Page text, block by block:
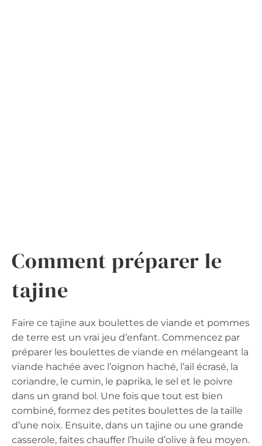
Comment préparer le
tajine
Faire ce tajine aux boulettes de viande et pommes
de terre est un vrai jeu d’enfant. Commencez par
préparer les boulettes de viande en mélangeant la
viande hachée avec l’oignon haché, l’ail écrasé, la
coriandre, le cumin, le paprika, le sel et le poivre
dans un grand bol. Une fois que tout est bien
combiné, formez des petites boulettes de la taille
d’une noix. Ensuite, dans un tajine ou une grande
casserole, faites chauffer l’huile d’olive à feu moyen.